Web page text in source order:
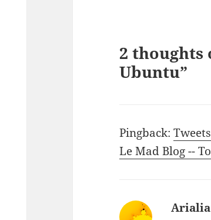
2 thoughts
Ubuntu”
Pingback:
Le Mad Blog --
Arialia